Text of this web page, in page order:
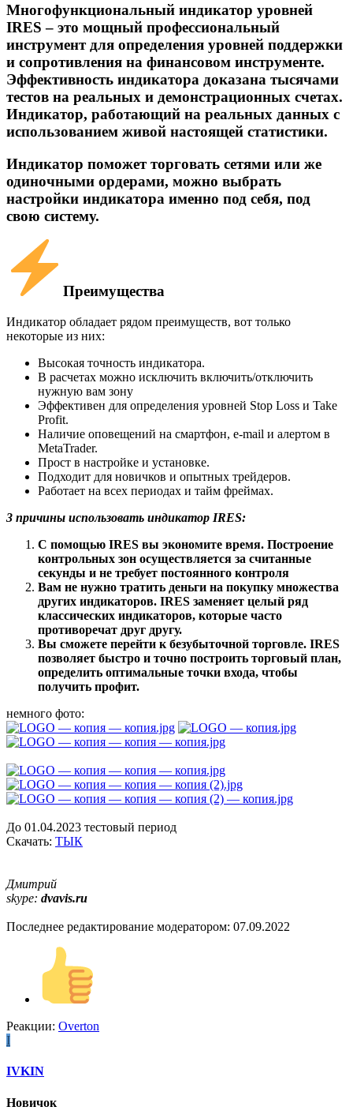
Многофункциональный индикатор уровней
IRES – это мощный профессиональный
инструмент для определения уровней поддержки
и сопротивления на финансовом инструменте.
Эффективность индикатора доказана тысячами
тестов на реальных и демонстрационных счетах.
Индикатор, работающий на реальных данных с
использованием живой настоящей статистики.​
Индикатор поможет торговать сетями или же
одиночными ордерами, можно выбрать
настройки индикатора именно под себя, под
свою систему.​
Преимущества​
Индикатор обладает рядом преимуществ, вот только
некоторые из них:
Высокая точность индикатора.
В расчетах можно исключить включить/отключить
нужную вам зону
Эффективен для определения уровней Stop Loss и Take
Profit.
Наличие оповещений на смартфон, e-mail и алертом в
MetaTrader.
Прост в настройке и установке.
Подходит для новичков и опытных трейдеров.
Работает на всех периодах и тайм фреймах.
3 причины использовать индикатор IRES:
С помощью IRES вы экономите время. Построение
контрольных зон осуществляется за считанные
секунды и не требует постоянного контроля
Вам не нужно тратить деньги на покупку множества
других индикаторов. IRES заменяет целый ряд
классических индикаторов, которые часто
противоречат друг другу.
Вы сможете перейти к безубыточной торговле. IRES
позволяет быстро и точно построить торговый план,
определить оптимальные точки входа, чтобы
получить профит.
немного фото:
До 01.04.2023 тестовый период
Скачать: ТЫК
Дмитрий
skype: dvavis.ru
Последнее редактирование модератором: 07.09.2022
Реакции: Overton
I
IVKIN
Новичок